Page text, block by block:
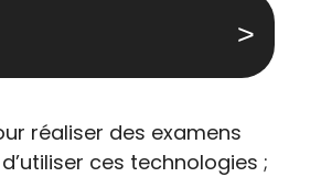
réaliser des examens
ces technologies ;